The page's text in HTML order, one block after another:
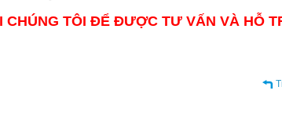
CHÚNG TÔI ĐỂ ĐƯỢC TƯ VẤN VÀ HỖ